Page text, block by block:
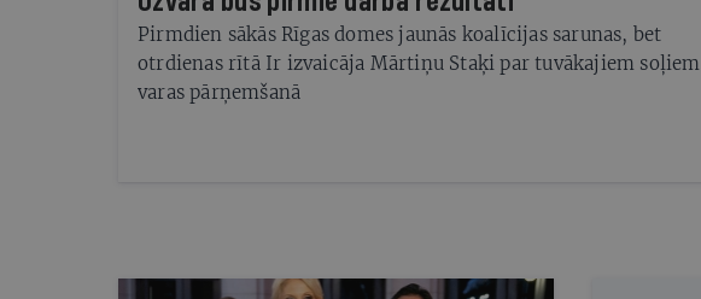
Pirmdien sākās Rīgas domes jaunās koalīcijas sarunas, bet
otrdienas rītā Ir izvaicāja Mārtiņu Staķi par tuvākajiem soļiem
varas pārņemšanā